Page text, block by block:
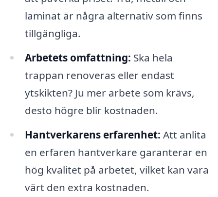
laminat är några alternativ som finns
tillgängliga.
Arbetets omfattning: Ska hela
trappan renoveras eller endast
ytskikten? Ju mer arbete som krävs,
desto högre blir kostnaden.
Hantverkarens erfarenhet: Att anlita
en erfaren hantverkare garanterar en
hög kvalitet på arbetet, vilket kan vara
värt den extra kostnaden.